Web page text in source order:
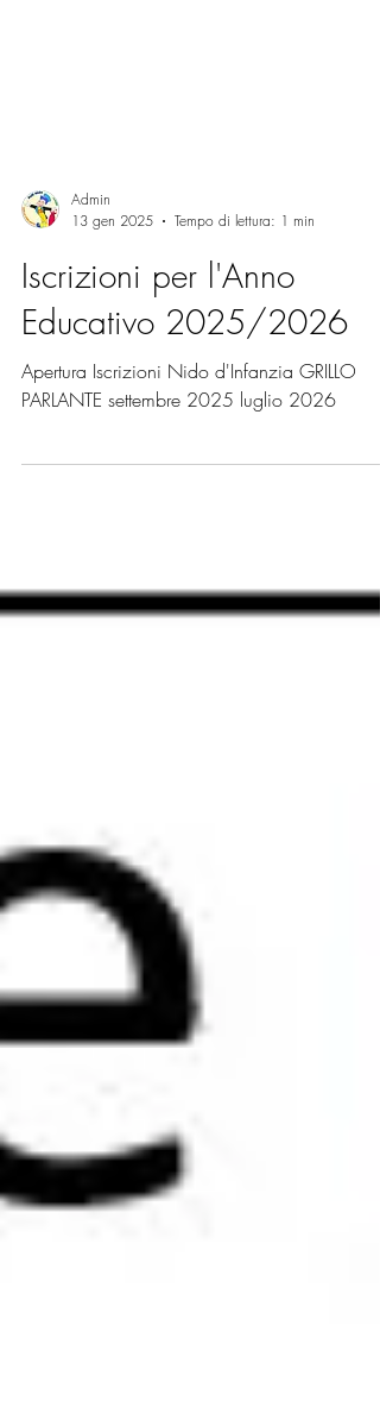
Admin
13 gen 2025
Tempo di lettura: 1 min
Iscrizioni per l'Anno
Educativo 2025/2026
PARLANTE settembre 2025 luglio 2026